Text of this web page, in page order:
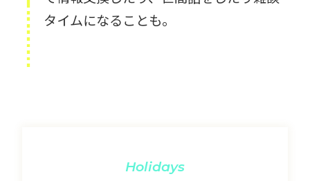
タイムになることも。
Holidays